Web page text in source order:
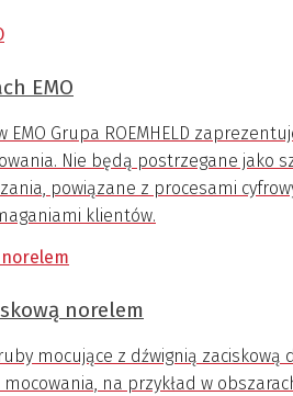
EMO
Grupa ROEMHELD
Nie będą postrzegane jako
powiązane z procesami
klientów.
norelem
mocujące z dźwignią zaciskową
na przykład w